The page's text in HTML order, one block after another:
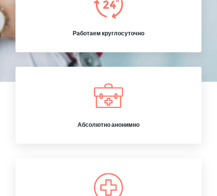
Работаем круглосуточно
Абсолютно анонимно